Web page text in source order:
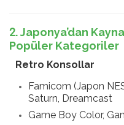
2. Japonya’dan
Popüler Kategoriler
Retro Konsollar
Famicom (Japon
Saturn, Dreamcast
Game Boy Color,